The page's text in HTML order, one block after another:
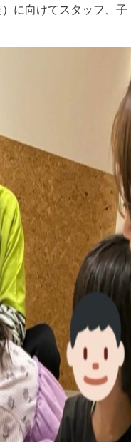
に向けてスタッフ、子